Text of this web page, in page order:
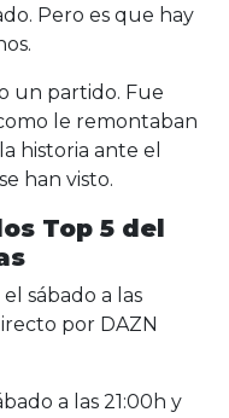
Pero es que hay
un partido. Fue
le remontaban
historia ante el
han visto.
Top 5 del
sábado a las
por DAZN
a las 21:00h y